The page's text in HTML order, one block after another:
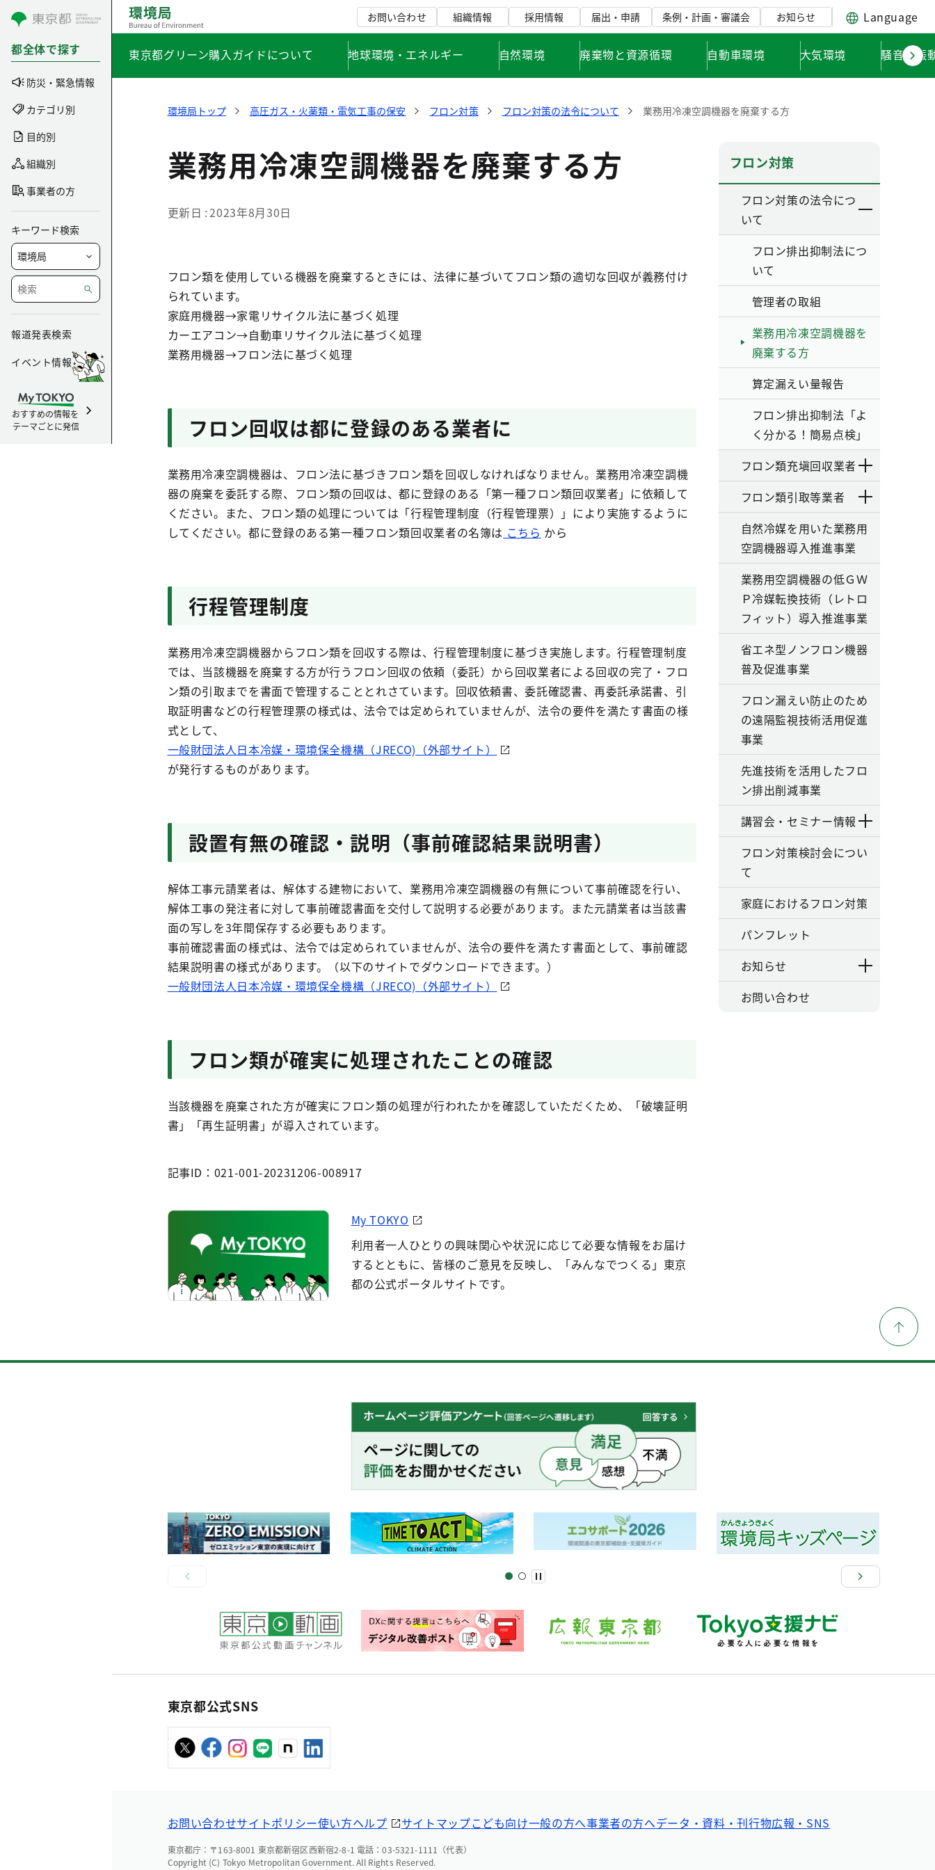
コンテンツにスキップ
都全体で探す
防災・緊急情報
カテゴリ別
目的別
組織別
事業者の方
キーワード検索
報道発表検索
イベント情報
おすすめの情報を
テーマごとに発信
お問い合わせ 組織情報 採用情報 届出・申請 条例・計画・審議会 お知らせ Language
東京都グリーン購入ガイドについて 地球環境・エネルギー 自然環境 廃棄物と資源循環 自動車環境 大気環境 騒音・振
環境局トップ 高圧ガス・火薬類・電気工事の保安 フロン対策 フロン対策の法令について 業務用冷凍空調機器を廃棄する方
業務用冷凍空調機器を廃棄する方
更新日 2023年8月30日
フロン類を使用している機器を廃棄するときには、法律に基づいてフロン類の適切な回収が義務付け
られています。
家庭用機器→家電リサイクル法に基づく処理
カーエアコン→自動車リサイクル法に基づく処理
業務用機器→フロン法に基づく処理
フロン回収は都に登録のある業者に
業務用冷凍空調機器は、フロン法に基づきフロン類を回収しなければなりません。業務用冷凍空調機
器の廃棄を委託する際、フロン類の回収は、都に登録のある「第一種フロン類回収業者」に依頼して
ください。また、フロン類の処理については「行程管理制度（行程管理票）」により実施するように
してください。都に登録のある第一種フロン類回収業者の名簿は こちら から
行程管理制度
業務用冷凍空調機器からフロン類を回収する際は、行程管理制度に基づき実施します。行程管理制度
では、当該機器を廃棄する方が行うフロン回収の依頼（委託）から回収業者による回収の完了・フロ
ン類の引取までを書面で管理することとれさています。回収依頼書、委託確認書、再委託承諾書、引
取証明書などの行程管理票の様式は、法令では定められていませんが、法令の要件を満たす書面の様
式として、
一般財団法人日本冷媒・環境保全機構（JRECO)（外部サイト）
が発行するものがあります。
設置有無の確認・説明（事前確認結果説明書）
解体工事元請業者は、解体する建物において、業務用冷凍空調機器の有無について事前確認を行い、
解体工事の発注者に対して事前確認書面を交付して説明する必要があります。また元請業者は当該書
面の写しを3年間保存する必要もあります。
事前確認書面の様式は、法令では定められていませんが、法令の要件を満たす書面として、事前確認
結果説明書の様式があります。（以下のサイトでダウンロードできます。）
一般財団法人日本冷媒・環境保全機構（JRECO)（外部サイト）
フロン類が確実に処理されたことの確認
当該機器を廃棄された方が確実にフロン類の処理が行われたかを確認していただくため、「破壊証明
書」「再生証明書」が導入されています。
記事ID：021-001-20231206-008917
My TOKYO
利用者一人ひとりの興味関心や状況に応じて必要な情報をお届け
するとともに、皆様のご意見を反映し、「みんなでつくる」東京
都の公式ポータルサイトです。
フロン対策
フロン対策の法令につ
いて
フロン排出抑制法につ
いて
管理者の取組
業務用冷凍空調機器を
廃棄する方
算定漏えい量報告
フロン排出抑制法「よ
く分かる！簡易点検」
フロン類充塡回収業者
フロン類引取等業者
自然冷媒を用いた業務用
空調機器導入推進事業
業務用空調機器の低ＧＷ
Ｐ冷媒転換技術（レトロ
フィット）導入推進事業
省エネ型ノンフロン機器
普及促進事業
フロン漏えい防止のため
の遠隔監視技術活用促進
事業
先進技術を活用したフロ
ン排出削減事業
講習会・セミナー情報
フロン対策検討会につい
て
家庭におけるフロン対策
パンフレット
お知らせ
お問い合わせ
東京都公式SNS
お問い合わせサイトポリシー使い方ヘルプ サイトマップこども向け一般の方へ事業者の方へデータ・資料・刊行物広報・SNS
東京都庁：〒163-8001 東京都新宿区西新宿2-8-1 電話：03-5321-1111（代表）
Copyright (C) Tokyo Metropolitan Government. All Rights Reserved.